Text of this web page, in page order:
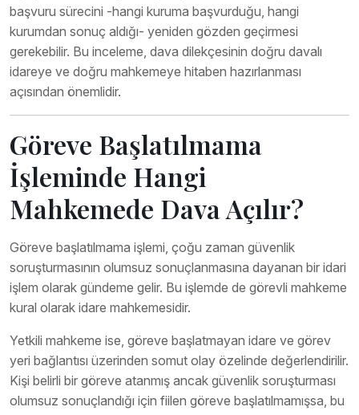
başvuru sürecini -hangi kuruma başvurduğu, hangi
kurumdan sonuç aldığı- yeniden gözden geçirmesi
gerekebilir. Bu inceleme, dava dilekçesinin doğru davalı
idareye ve doğru mahkemeye hitaben hazırlanması
açısından önemlidir.
Göreve Başlatılmama
İşleminde Hangi
Mahkemede Dava Açılır?
Göreve başlatılmama işlemi, çoğu zaman güvenlik
soruşturmasının olumsuz sonuçlanmasına dayanan bir idari
işlem olarak gündeme gelir. Bu işlemde de görevli mahkeme
kural olarak idare mahkemesidir.
Yetkili mahkeme ise, göreve başlatmayan idare ve görev
yeri bağlantısı üzerinden somut olay özelinde değerlendirilir.
Kişi belirli bir göreve atanmış ancak güvenlik soruşturması
olumsuz sonuçlandığı için fiilen göreve başlatılmamışsa, bu